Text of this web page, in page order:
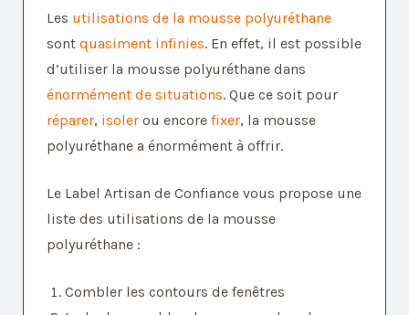
Les utilisations de la mousse polyuréthane
sont quasiment infinies. En effet, il est possible
d’utiliser la mousse polyuréthane dans
énormément de situations. Que ce soit pour
réparer, isoler ou encore fixer, la mousse
polyuréthane a énormément à offrir.
Le Label Artisan de Confiance vous propose une
liste des utilisations de la mousse
polyuréthane :
Combler les contours de fenêtres